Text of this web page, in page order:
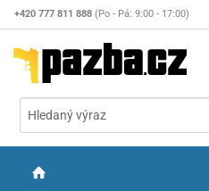
+420 777 811 888 (Po - Pá: 9:00 - 17:00)